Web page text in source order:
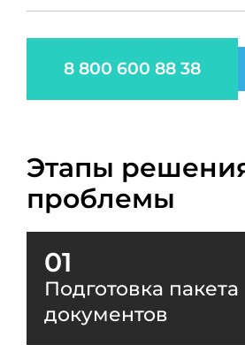
8 800 600 88 38
Этапы
проблемы
01
Подготовка пакета
документов